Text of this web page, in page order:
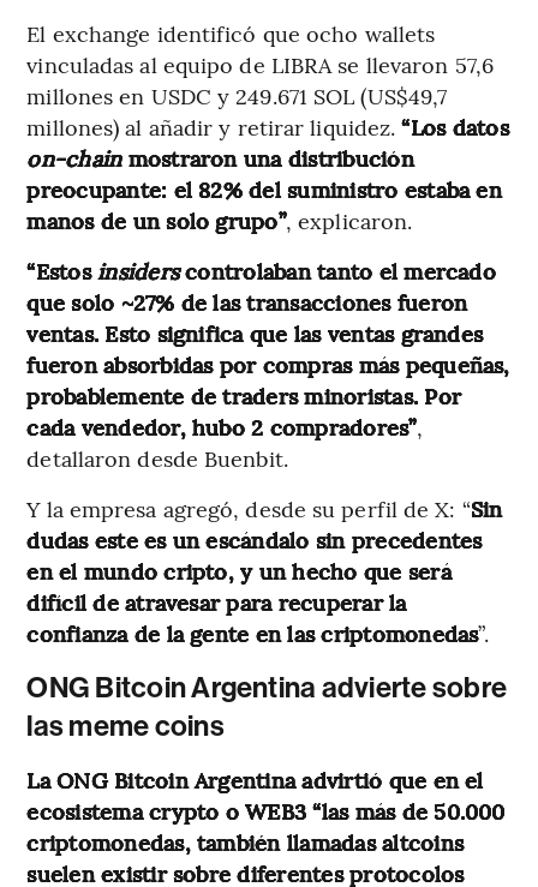
El exchange identificó que ocho wallets
vinculadas al equipo de LIBRA se llevaron 57,6
millones en USDC y 249.671 SOL (US$49,7
millones) al añadir y retirar liquidez.“Los datos
on-chainmostraron una distribución
preocupante: el 82% del suministro estaba en
manos de un solo grupo”, explicaron.
“Estosinsiderscontrolaban tanto el mercado
que solo ~27% de las transacciones fueron
ventas. Esto significa que las ventas grandes
fueron absorbidas por compras más pequeñas,
probablemente de traders minoristas. Por
cada vendedor, hubo 2 compradores”,
detallaron desde Buenbit.
Y la empresa agregó, desde su perfil de X: “Sin
dudas este es un escándalo sin precedentes
en el mundo cripto, y un hecho que será
difícil de atravesar para recuperar la
confianza de la gente en las criptomonedas”.
ONG Bitcoin Argentina advierte sobre
las meme coins
La ONG Bitcoin Argentina advirtió que en el
ecosistema crypto o WEB3 “las más de 50.000
criptomonedas, también llamadas altcoins
suelen existir sobre diferentes protocolos